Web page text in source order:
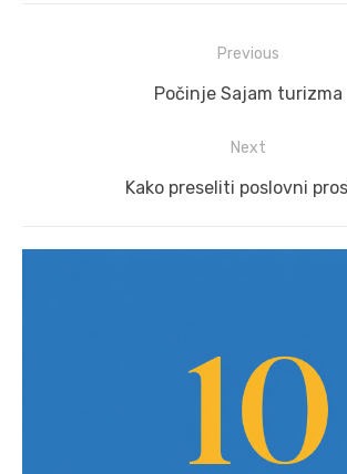
Previous
Previous
Počinje Sajam turizma
Next
Next
Kako preseliti poslovni